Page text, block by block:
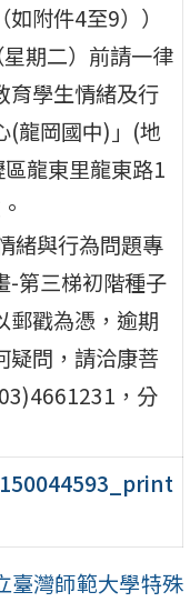
附件4至9））
期二）前請一律
育學生情緒及行
(龍岡國中)」(地
龍東里龍東路1
緒與行為問題專
-第三梯初階種子
郵戳為憑，逾期
疑問，請洽康菩
，分
臺灣師範大學特殊